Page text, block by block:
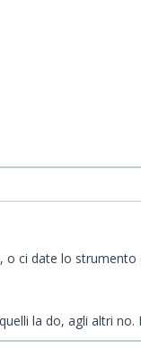
ci date lo
la do, agli altri no.